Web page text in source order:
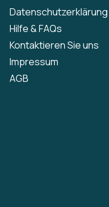
Datenschutzerklärung
Hilfe & FAQs
Kontaktieren Sie uns
Impressum
AGB